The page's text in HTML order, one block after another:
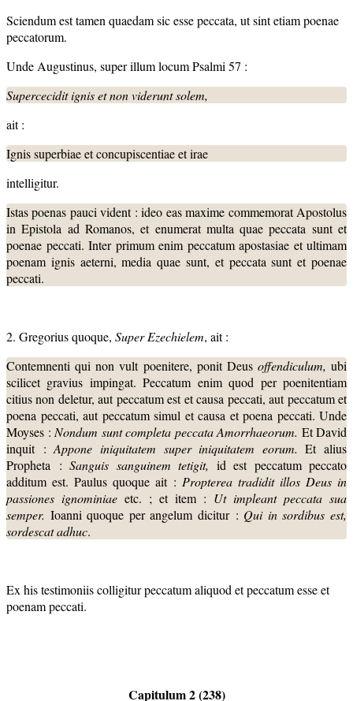
Sciendum est tamen quaedam sic esse peccata, ut sint etiam poenae
peccatorum.
Unde Augustinus, super illum locum Psalmi 57 :
Supercecidit ignis et non viderunt solem,
ait :
Ignis superbiae et concupiscentiae et irae
intelligitur.
Istas poenas pauci vident : ideo eas maxime commemorat Apostolus
in Epistola ad Romanos, et enumerat multa quae peccata sunt et
poenae peccati. Inter primum enim peccatum apostasiae et ultimam
poenam ignis aeterni, media quae sunt, et peccata sunt et poenae
peccati.
2. Gregorius quoque, Super Ezechielem, ait :
Contemnenti qui non vult poenitere, ponit Deus offendiculum, ubi
scilicet gravius impingat. Peccatum enim quod per poenitentiam
citius non deletur, aut peccatum est et causa peccati, aut peccatum et
poena peccati, aut peccatum simul et causa et poena peccati. Unde
Moyses : Nondum sunt completa peccata Amorrhaeorum. Et David
inquit :Appone iniquitatem super iniquitatem eorum.Et alius
Propheta : Sanguis sanguinem tetigit, id est peccatum peccato
additum est. Paulus quoque ait : Propterea tradidit illos Deus in
passiones ignominiae etc. ; et item : Ut impleant peccata sua
semper. Ioanni quoque per angelum dicitur : Qui in sordibus est,
sordescat adhuc.
Ex his testimoniis colligitur peccatum aliquod et peccatum esse et
poenam peccati.
Capitulum 2 (238)